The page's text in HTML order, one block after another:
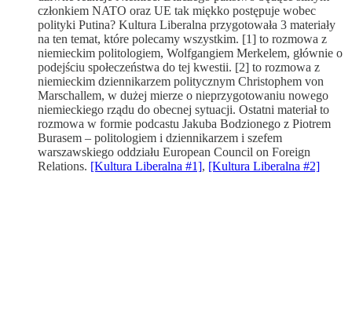
członkiem NATO oraz UE tak miękko postępuje wobec
polityki Putina? Kultura Liberalna przygotowała 3 materiały
na ten temat, które polecamy wszystkim. [1] to rozmowa z
niemieckim politologiem, Wolfgangiem Merkelem, głównie o
podejściu społeczeństwa do tej kwestii. [2] to rozmowa z
niemieckim dziennikarzem politycznym Christophem von
Marschallem, w dużej mierze o nieprzygotowaniu nowego
niemieckiego rządu do obecnej sytuacji. Ostatni materiał to
rozmowa w formie podcastu Jakuba Bodzionego z Piotrem
Burasem – politologiem i dziennikarzem i szefem
warszawskiego oddziału European Council on Foreign
Relations. [Kultura Liberalna #1], [Kultura Liberalna #2]